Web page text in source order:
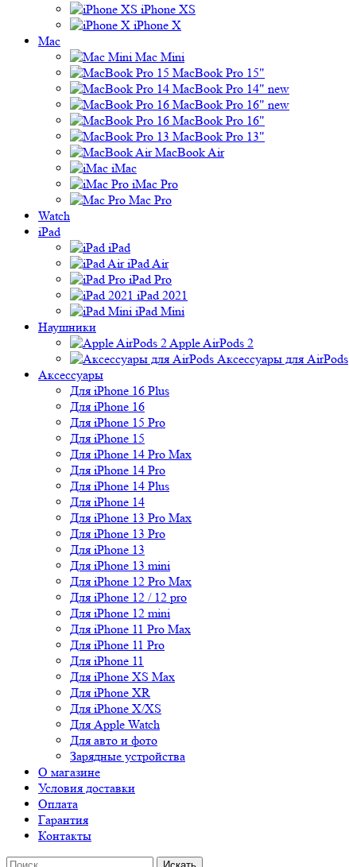
iPhone XS
iPhone X
Mac
Mac Mini
MacBook Pro 15"
MacBook Pro 14" new
MacBook Pro 16" new
MacBook Pro 16"
MacBook Pro 13"
MacBook Air
iMac
iMac Pro
Mac Pro
Watch
iPad
iPad
iPad Air
iPad Pro
iPad 2021
iPad Mini
Наушники
Apple AirPods 2
Аксессуары для AirPods
Аксессуары
Для iPhone 16 Plus
Для iPhone 16
Для iPhone 15 Pro
Для iPhone 15
Для iPhone 14 Pro Max
Для iPhone 14 Pro
Для iPhone 14 Plus
Для iPhone 14
Для iPhone 13 Pro Max
Для iPhone 13 Pro
Для iPhone 13
Для iPhone 13 mini
Для iPhone 12 Pro Max
Для iPhone 12 / 12 pro
Для iPhone 12 mini
Для iPhone 11 Pro Max
Для iPhone 11 Pro
Для iPhone 11
Для iPhone XS Max
Для iPhone XR
Для iPhone X/XS
Для Apple Watch
Для авто и фото
Зарядные устройства
О магазине
Условия доставки
Оплата
Гарантия
Контакты